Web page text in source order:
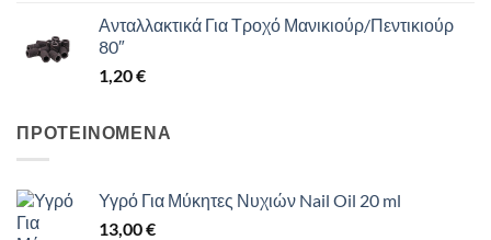
Ανταλλακτικά Για Τροχό Μανικιούρ/Πεντικιούρ
80″
1,20€
ΠΡΟΤΕΙΝΟΜΕΝΑ
Υγρό Για Μύκητες Νυχιών Nail Oil 20 ml
13,00€